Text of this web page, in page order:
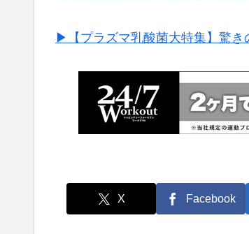
▶︎【プラズマ乳酸菌大特集】驚き
X Facebook